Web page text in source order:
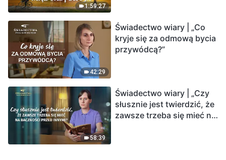
1:59:27
42:29
Świadectwo wiary | „Co
kryje się za odmową bycia
przywódcą?”
58:39
Świadectwo wiary | „Czy
słusznie jest twierdzić, że
zawsze trzeba się mieć na